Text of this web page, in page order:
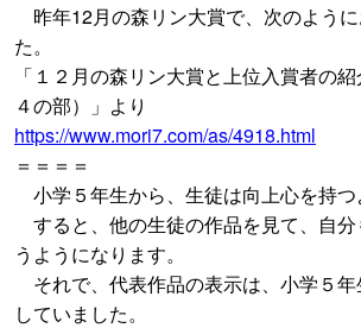
昨年12月の森リン大賞で、次のよう
た。
「１２月の森リン大賞と上位入賞者の
４の部）」より
https://www.mori7.com/as/4918.html
＝＝＝＝
小学５年生から、生徒は向上心を持つ
すると、他の生徒の作品を見て、自
うようになります。
それで、代表作品の表示は、小学５
していました。